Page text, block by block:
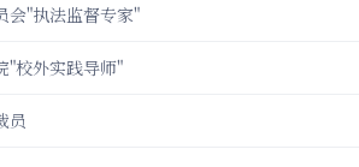
会"执法监督专家"
"校外实践导师"
员